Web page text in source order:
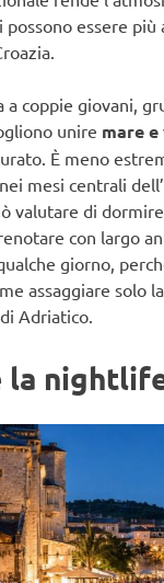
possono essere
a coppie giovani,
unire mare
È meno
mesi centrali
valutare di
con largo
giorno,
assaggiare solo
Adriatico.
la